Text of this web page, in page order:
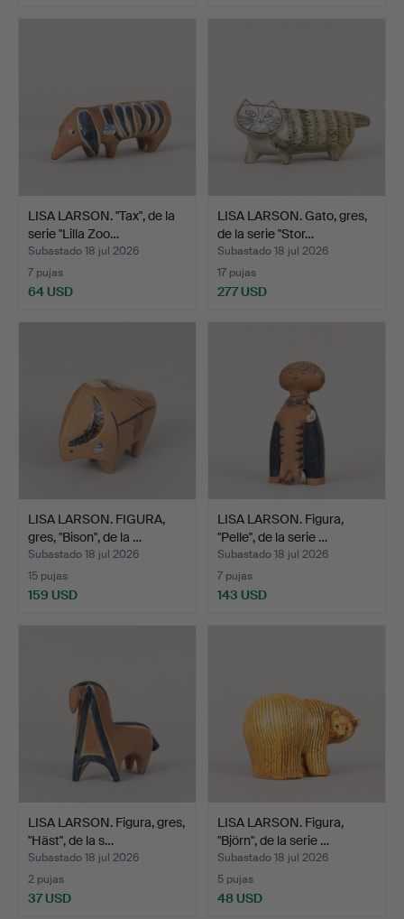
LISA LARSON. "Tax", de la
serie "Lilla Zoo…
Subastado 18 jul 2026
7 pujas
64 USD
LISA LARSON. Gato, gres,
de la serie "Stor…
Subastado 18 jul 2026
17 pujas
277 USD
LISA LARSON. FIGURA,
gres, "Bison", de la …
Subastado 18 jul 2026
15 pujas
159 USD
LISA LARSON. Figura,
"Pelle", de la serie …
Subastado 18 jul 2026
7 pujas
143 USD
LISA LARSON. Figura, gres,
"Häst", de la s…
Subastado 18 jul 2026
2 pujas
37 USD
LISA LARSON. Figura,
"Björn", de la serie …
Subastado 18 jul 2026
5 pujas
48 USD